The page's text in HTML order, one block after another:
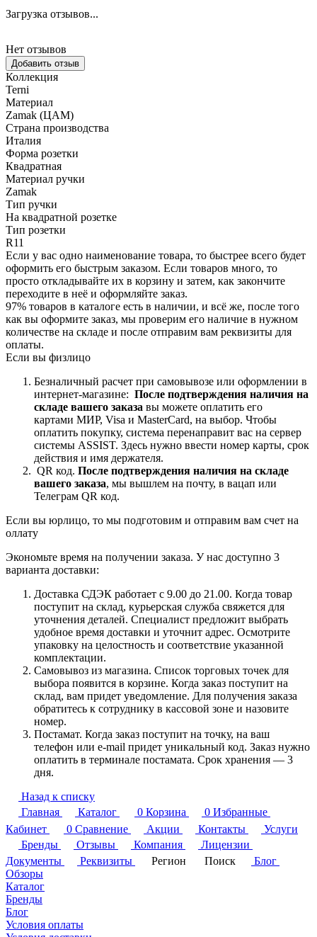
Загрузка отзывов...
Нет отзывов
Добавить отзыв
Коллекция
Terni
Материал
Zamak (ЦАМ)
Страна производства
Италия
Форма розетки
Квадратная
Материал ручки
Zamak
Тип ручки
На квадратной розетке
Тип розетки
R11
Если у вас одно наименование товара, то быстрее всего будет
оформить его быстрым заказом. Если товаров много, то
просто откладывайте их в корзину и затем, как закончите
переходите в неё и оформляйте заказ.
97% товаров в каталоге есть в наличии, и всё же, после того
как вы оформите заказ, мы проверим его наличие в нужном
количестве на складе и после отправим вам реквизиты для
оплаты.
Если вы физлицо
Безналичный расчет при самовывозе или оформлении в
интернет-магазине: После подтверждения наличия на
складе вашего заказа вы можете оплатить его
картами МИР, Visa и MasterCard, на выбор. Чтобы
оплатить покупку, система перенаправит вас на сервер
системы ASSIST. Здесь нужно ввести номер карты, срок
действия и имя держателя.
QR код. После подтверждения наличия на складе
вашего заказа, мы вышлем на почту, в вацап или
Телеграм QR код.
Если вы юрлицо, то мы подготовим и отправим вам счет на
оллату
Экономьте время на получении заказа. У нас доступно 3
варианта доставки:
Доставка СДЭК работает с 9.00 до 21.00. Когда товар
поступит на склад, курьерская служба свяжется для
уточнения деталей. Специалист предложит выбрать
удобное время доставки и уточнит адрес. Осмотрите
упаковку на целостность и соответствие указанной
комплектации.
Самовывоз из магазина. Список торговых точек для
выбора появится в корзине. Когда заказ поступит на
склад, вам придет уведомление. Для получения заказа
обратитесь к сотруднику в кассовой зоне и назовите
номер.
Постамат. Когда заказ поступит на точку, на ваш
телефон или e-mail придет уникальный код. Заказ нужно
оплатить в терминале постамата. Срок хранения — 3
дня.
Назад к списку
Главная
Каталог 0 Корзина 0 Избранные
Кабинет
0 Сравнение Акции Контакты
Услуги
Бренды
Отзывы Компания
Лицензии
Документы
Реквизиты Регион Поиск
Блог
Обзоры
Каталог
Бренды
Блог
Условия оплаты